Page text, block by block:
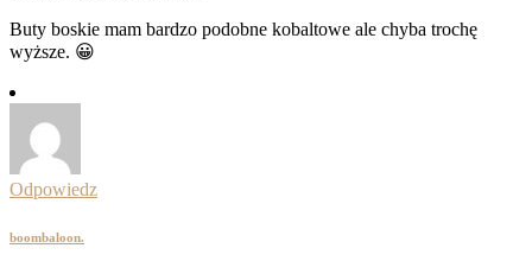
Buty boskie mam bardzo podobne kobaltowe ale chyba trochę
wyższe. 😀
Odpowiedz
boombaloon.